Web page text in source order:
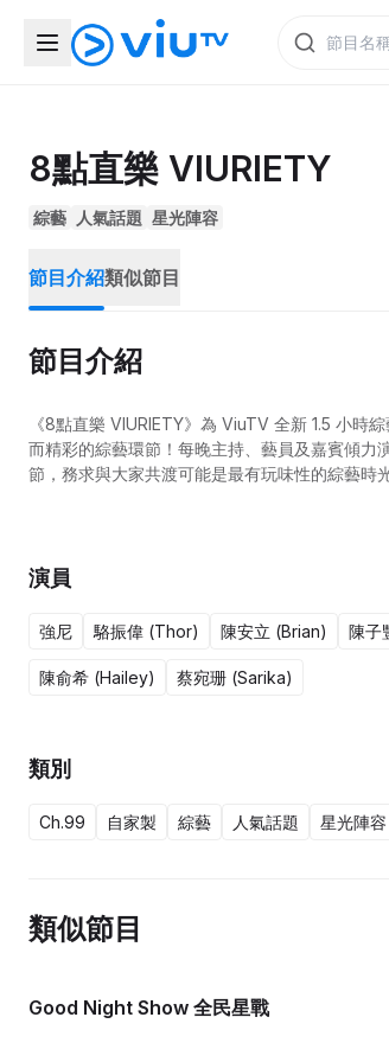
8點直樂 VIURIETY
綜藝 人氣話題 星光陣容
節目介紹類似節目
節目介紹
《8點直樂 VIURIETY》為 ViuTV 全新 1.5 小時
而精彩的綜藝環節！每晚主持、藝員及嘉賓傾力
節，務求與大家共渡可能是最有玩味性的綜藝時
演員
強尼 駱振偉 (Thor) 陳安立 (Brian) 陳子
陳俞希 (Hailey) 蔡宛珊 (Sarika)
類別
Ch.99 自家製 綜藝 人氣話題 星光陣容
類似節目
Good Night Show 全民星戰